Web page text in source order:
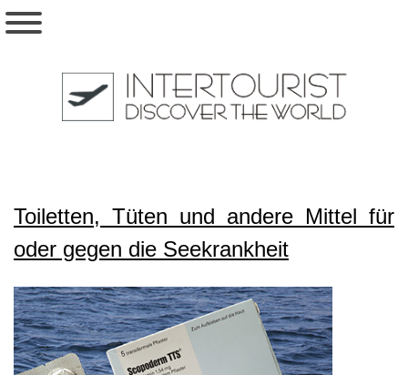
Toiletten, Tüten und andere Mittel für
oder gegen die Seekrankheit